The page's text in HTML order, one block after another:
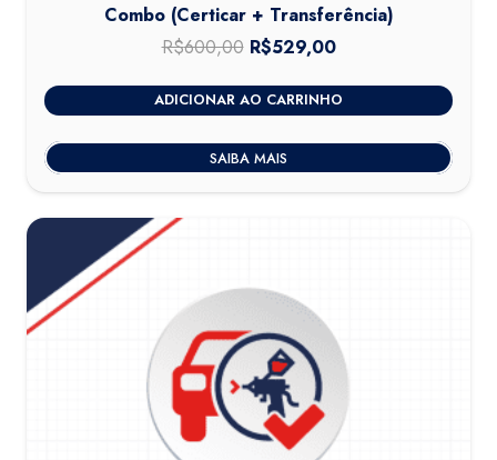
Combo (Certicar + Transferência)
R$600,00 O
original
era:
R$600,00.
R$529,00O
atual
é:
R$529,00.
ADICIONAR AO CARRINHO
SAIBA MAIS